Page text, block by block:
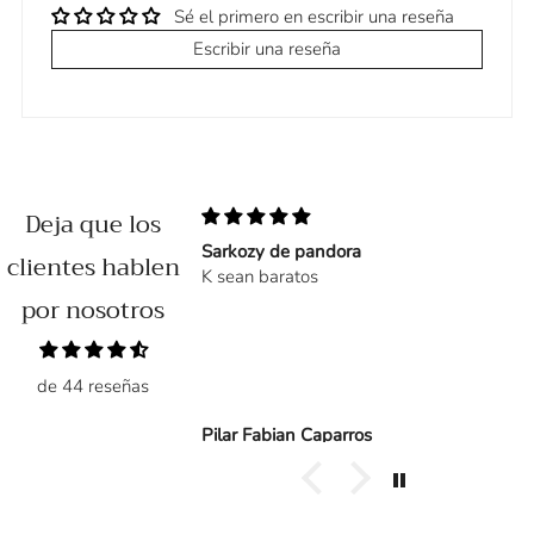
Sé el primero en escribir una reseña
Escribir una reseña
Deja que los
clientes hablen
por nosotros
de 44 reseñas
que tardó en llegar
Sarkozy de pandora
K sean baratos
Pilar Fabian Caparros